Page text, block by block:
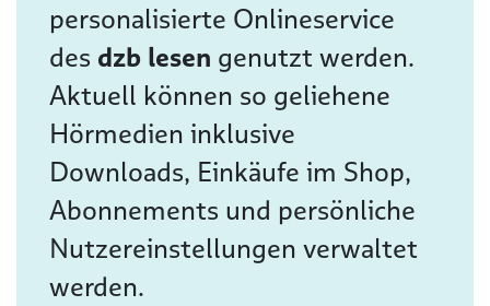
personalisierte Onlineservice
des dzb lesen genutzt werden.
Aktuell können so geliehene
Hörmedien inklusive
Downloads, Einkäufe im Shop,
Abonnements und persönliche
Nutzereinstellungen verwaltet
werden.